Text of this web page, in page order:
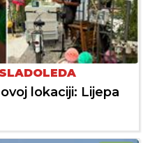
lokaciji: Lijepa